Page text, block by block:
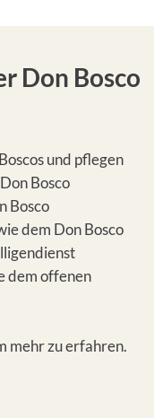
Don Bosco
und pflegen
Bosco
Bosco
dem Don Bosco
dem offenen
mehr zu erfahren.